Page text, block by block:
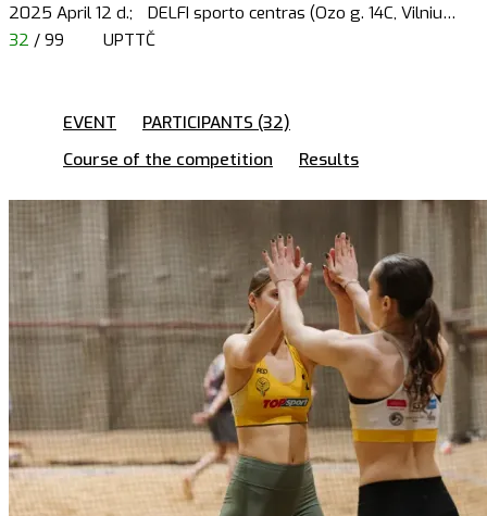
2025 April 12 d.; DELFI sporto centras (Ozo g. 14C, Vilniu…
32 / 99 UPTTČ
EVENT
PARTICIPANTS (32)
Course of the competition
Results